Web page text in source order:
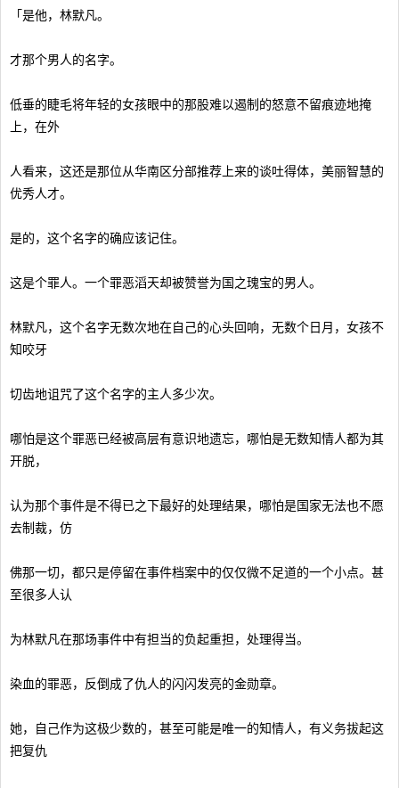
「是他，林默凡。
才那个男人的名字。
低垂的睫毛将年轻的女孩眼中的那股难以遏制的怒意不留痕迹地掩
上，在外
人看来，这还是那位从华南区分部推荐上来的谈吐得体，美丽智慧的
优秀人才。
是的，这个名字的确应该记住。
这是个罪人。一个罪恶滔天却被赞誉为国之瑰宝的男人。
林默凡，这个名字无数次地在自己的心头回响，无数个日月，女孩不
知咬牙
切齿地诅咒了这个名字的主人多少次。
哪怕是这个罪恶已经被高层有意识地遗忘，哪怕是无数知情人都为其
开脱，
认为那个事件是不得已之下最好的处理结果，哪怕是国家无法也不愿
去制裁，仿
佛那一切，都只是停留在事件档案中的仅仅微不足道的一个小点。甚
至很多人认
为林默凡在那场事件中有担当的负起重担，处理得当。
染血的罪恶，反倒成了仇人的闪闪发亮的金勋章。
她，自己作为这极少数的，甚至可能是唯一的知情人，有义务拔起这
把复仇